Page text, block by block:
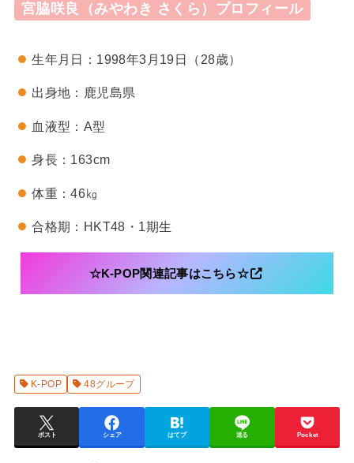
宮脇咲良（みやわき さくら）プロフィール
生年月日：1998年3月19日（28歳）
出身地：鹿児島県
血液型：A型
身長：163cm
体重：46㎏
合格期：HKT48・1期生
☆K-POP関連記事はこちら☆
K-POP 48グループ
ポスト シェア はてブ 送る Pocket